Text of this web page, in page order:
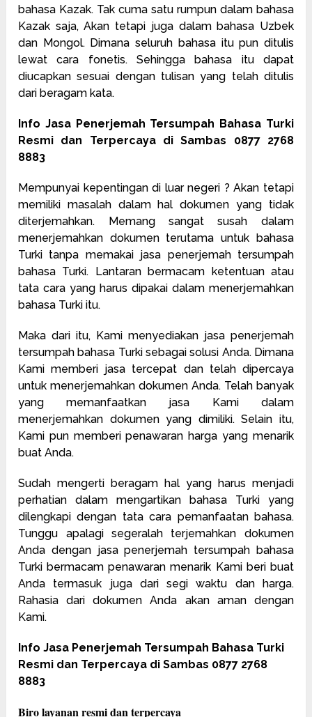
bahasa Kazak. Tak cuma satu rumpun dalam bahasa
Kazak saja, Akan tetapi juga dalam bahasa Uzbek
dan Mongol. Dimana seluruh bahasa itu pun ditulis
lewat cara fonetis. Sehingga bahasa itu dapat
diucapkan sesuai dengan tulisan yang telah ditulis
dari beragam kata.
Info Jasa Penerjemah Tersumpah Bahasa Turki
Resmi dan Terpercaya di Sambas 0877 2768
8883
Mempunyai kepentingan di luar negeri ? Akan tetapi
memiliki masalah dalam hal dokumen yang tidak
diterjemahkan. Memang sangat susah dalam
menerjemahkan dokumen terutama untuk bahasa
Turki tanpa memakai jasa penerjemah tersumpah
bahasa Turki. Lantaran bermacam ketentuan atau
tata cara yang harus dipakai dalam menerjemahkan
bahasa Turki itu.
Maka dari itu, Kami menyediakan jasa penerjemah
tersumpah bahasa Turki sebagai solusi Anda. Dimana
Kami memberi jasa tercepat dan telah dipercaya
untuk menerjemahkan dokumen Anda. Telah banyak
yang memanfaatkan jasa Kami dalam
menerjemahkan dokumen yang dimiliki. Selain itu,
Kami pun memberi penawaran harga yang menarik
buat Anda.
Sudah mengerti beragam hal yang harus menjadi
perhatian dalam mengartikan bahasa Turki yang
dilengkapi dengan tata cara pemanfaatan bahasa.
Tunggu apalagi segeralah terjemahkan dokumen
Anda dengan jasa penerjemah tersumpah bahasa
Turki bermacam penawaran menarik Kami beri buat
Anda termasuk juga dari segi waktu dan harga.
Rahasia dari dokumen Anda akan aman dengan
Kami.
Info Jasa Penerjemah Tersumpah Bahasa Turki
Resmi dan Terpercaya di Sambas 0877 2768
8883
Biro layanan resmi dan terpercaya